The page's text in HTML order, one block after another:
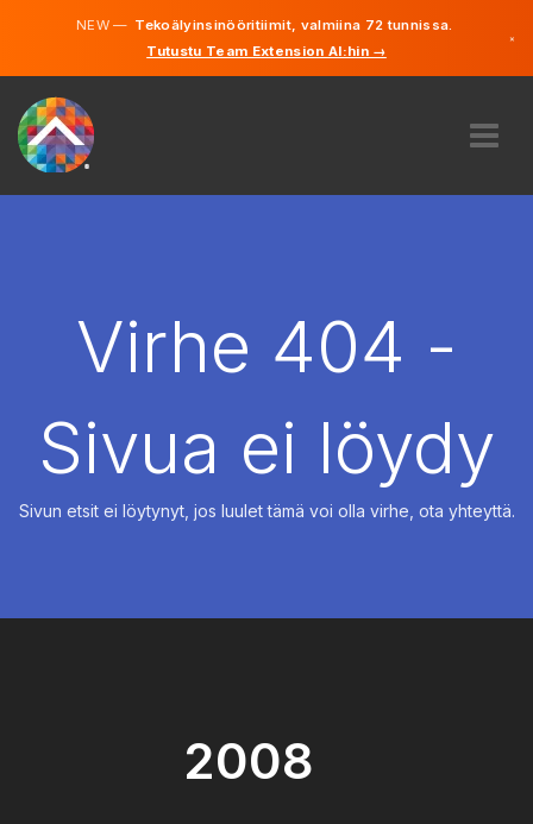
NEW —Tekoälyinsinööritiimit, valmiina 72 tunnissa.
Tutustu Team Extension AI:hin →
×
VUOKRAUS
Saksa
Englanti
Virhe 404 -
Sivua ei löydy
Sivun etsit ei löytynyt, jos luulet tämä voi olla virhe, ota yhteyttä.
2008